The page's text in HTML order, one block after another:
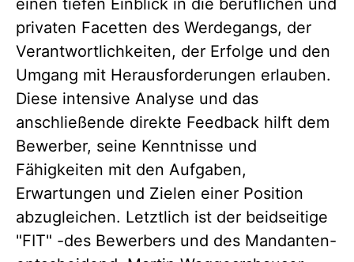
privaten Facetten des Werdegangs, der
Verantwortlichkeiten, der Erfolge und den
Umgang mit Herausforderungen erlauben.
Diese intensive Analyse und das
anschließende direkte Feedback hilft dem
Bewerber, seine Kenntnisse und
Fähigkeiten mit den Aufgaben,
Erwartungen und Zielen einer Position
abzugleichen. Letztlich ist der beidseitige
"FIT" -des Bewerbers und des Mandanten-